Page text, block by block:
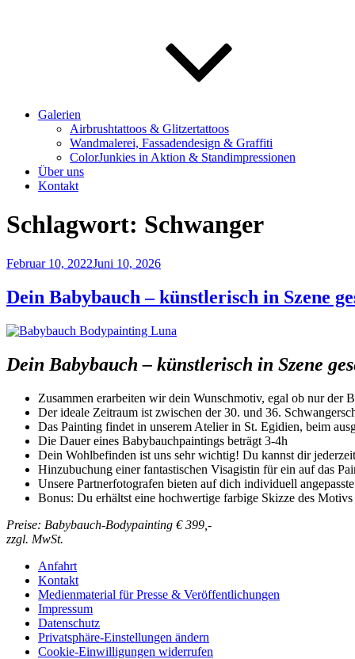
Galerien
Airbrushtattoos & Glitzertattoos
Wandmalerei, Fassadendesign & Graffiti
ColorJunkies in Aktion & Standimpressionen
Über uns
Kontakt
Schlagwort: Schwanger
Veröffentlicht
Februar 10, 2022Juni 10, 2026
Dein Babybauch – künstlerisch in Szene
Dein Babybauch – künstlerisch in Szene
Zusammen erarbeiten wir dein Wunschmotiv, egal ob nur der
Der ideale Zeitraum ist zwischen der 30. und 36.
Das Painting findet in unserem Atelier in St. Egidien, beim
Die Dauer eines Babybauchpaintings beträgt 3-4h
Dein Wohlbefinden ist uns sehr wichtig! Du kannst dir
Hinzubuchung einer fantastischen Visagistin für ein auf das
Unsere Partnerfotografen bieten auf dich individuell
Bonus: Du erhältst eine hochwertige farbige Skizze des
Preise: Babybauch-Bodypainting € 399,-
zzgl. MwSt.
Anfahrt
Kontakt
Medienmaterial für Presse & Veröffentlichungen
Impressum
Datenschutz
Privatsphäre-Einstellungen ändern
Cookie-Einwilligungen widerrufen